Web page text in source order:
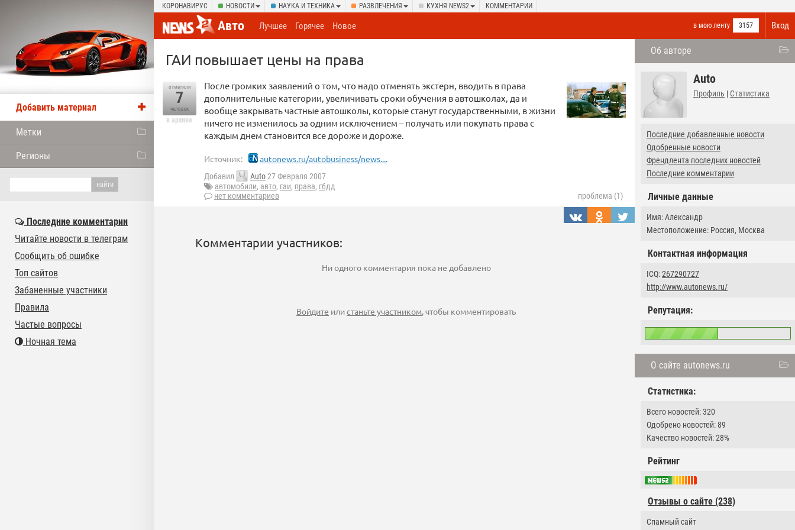
КОРОНАВИРУС НОВОСТИ НАУКА И ТЕХНИКА РАЗВЛЕЧЕНИЯ КУХНЯ NEWS2 КОММЕНТАРИИ
Вход
Авто в мою ленту 3157
Лучшее Горячее Новое
Об авторе
Auto
Профиль | Статистика
Последние добавленные новости
Одобренные новости
Френдлента последних новостей
Последние комментарии
Личные данные
Имя: Александр
Местоположение: Россия, Москва
Контактная информация
ICQ:267290727
http://www.autonews.ru/
Репутация:
О сайте autonews.ru
Статистика:
Всего новостей: 320
Одобрено новостей: 89
Качество новостей: 28%
Рейтинг
Отзывы о сайте (238)
Cпамный сайт
ГАИ повышает цены на права
отметили
7
человек
в архиве
После громких заявлений о том, что надо отменять экстерн, вводить в права
дополнительные категории, увеличивать сроки обучения в автошколах, да и
вообще закрывать частные автошколы, которые станут государственными, в жизни
ничего не изменилось за одним исключением – получать или покупать права с
каждым днем становится все дороже и дороже.
Источник: autonews.ru/autobusiness/news....
Добавил Auto27 Февраля 2007
автомобили, авто, гаи, права, гбдд
нет комментариев
проблема (1)
Комментарии участников:
Ни одного комментария пока не добавлено
Войдите илистаньте участником, чтобы комментировать
Добавить материал
Метки
Регионы
Последние комментарии
Читайте новости в телеграм
Сообщить об ошибке
Топ сайтов
Забаненные участники
Правила
Частые вопросы
Ночная тема